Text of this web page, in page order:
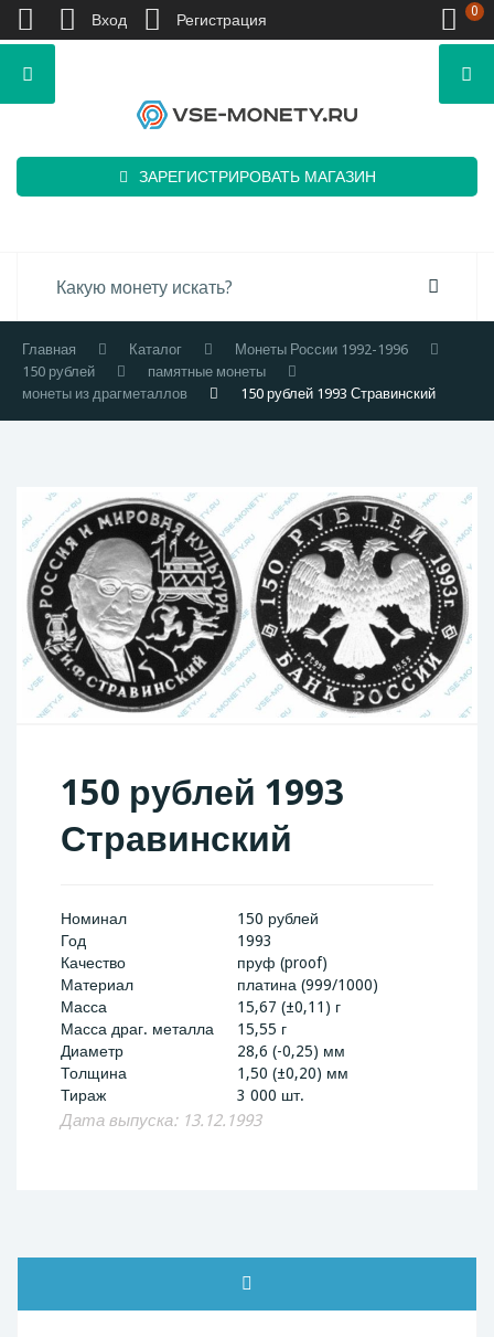
ЗАРЕГИСТРИРОВАТЬ МАГАЗИН
Главная Каталог
Монеты России 1992-1996
150 рублей
памятные монеты
монеты из драгметаллов
150 рублей 1993 Стравинский
150 рублей 1993
Стравинский
Номинал
150 рублей
Год
1993
Качество
пруф (proof)
Материал
платина (999/1000)
Масса
15,67 (±0,11) г
Масса драг. металла
15,55 г
Диаметр
28,6 (-0,25) мм
Толщина
1,50 (±0,20) мм
Тираж
3 000 шт.
Дата выпуска: 13.12.1993
Вход Регистрация 0